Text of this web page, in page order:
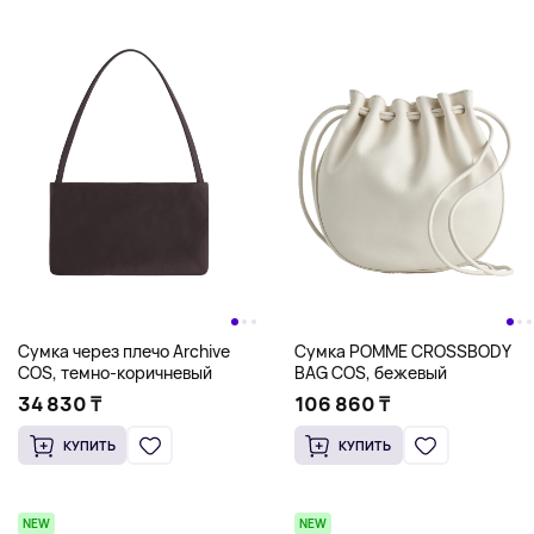
Сумка через плечо Archive
COS, темно-коричневый
34 830 ₸
КУПИТЬ
Сумка POMME CROSSBODY
BAG COS, бежевый
106 860 ₸
КУПИТЬ
NEW NEW